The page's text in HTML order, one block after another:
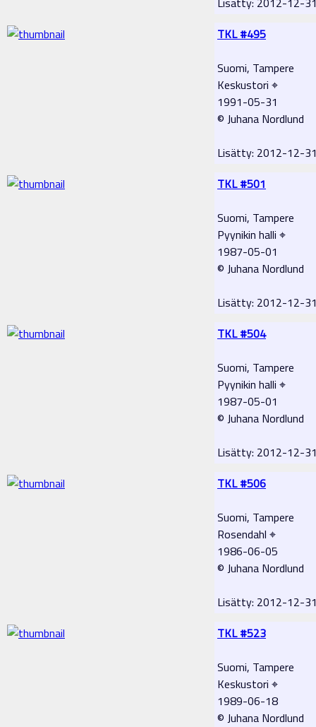
TKL #495
Suomi, Tampere
Keskustori ⌖
1991-05-31
© Juhana Nordlund
Lisätty: 2012-12-
TKL #501
Suomi, Tampere
Pyynikin halli ⌖
1987-05-01
© Juhana Nordlund
Lisätty: 2012-12-
TKL #504
Suomi, Tampere
Pyynikin halli ⌖
1987-05-01
© Juhana Nordlund
Lisätty: 2012-12-
TKL #506
Suomi, Tampere
Rosendahl ⌖
1986-06-05
© Juhana Nordlund
Lisätty: 2012-12-
TKL #523
Suomi, Tampere
Keskustori ⌖
1989-06-18
© Juhana Nordlund